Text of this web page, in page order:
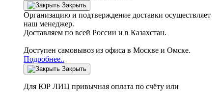
Закрыть
Организацию и подтверждение доставки осуществляет
наш менеджер.
Доставляем по всей России и в Казахстан.
Доступен самовывоз из офиса в Москве и Омске.
Подробнее..
Закрыть
Для ЮР ЛИЦ привычная оплата по счёту или